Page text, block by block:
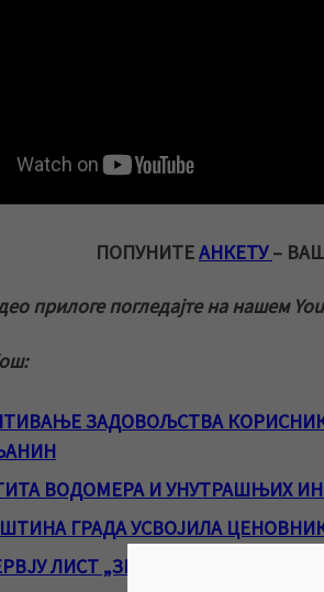
ПОПУНИТЕАНКЕТУ –
прилоге погледајте на нашем
ЗАДОВОЉСТВА
ВОДОМЕРА И УНУТРАШЊИХ
ГРАДА УСВОЈИЛА
ЛИСТ „ЗРЕЊАНИН“: НОВА